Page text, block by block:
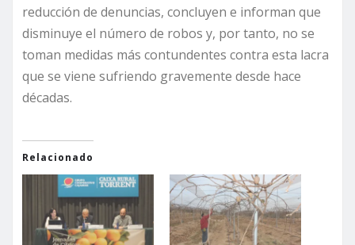
reducción de denuncias, concluyen e informan que
disminuye el número de robos y, por tanto, no se
toman medidas más contundentes contra esta lacra
que se viene sufriendo gravemente desde hace
décadas.
Relacionado